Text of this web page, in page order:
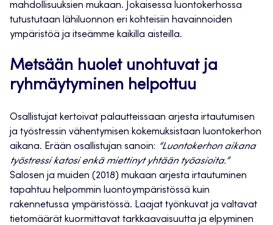
mahdollisuuksien mukaan. Jokaisessa luontokerhossa
tutustutaan lähiluonnon eri kohteisiin havainnoiden
ympäristöä ja itseämme kaikilla aisteilla.
Metsään huolet unohtuvat ja
ryhmäytyminen helpottuu
Osallistujat kertoivat palautteissaan arjesta irtautumisen
ja työstressin vähentymisen kokemuksistaan luontokerhon
aikana. Erään osallistujan sanoin: “Luontokerhon aikana
työstressi katosi enkä miettinyt yhtään työasioita.”
Salosen ja muiden (2018) mukaan arjesta irtautuminen
tapahtuu helpommin luontoympäristössä kuin
rakennetussa ympäristössä. Laajat työnkuvat ja valtavat
tietomäärät kuormittavat tarkkaavaisuutta ja elpyminen